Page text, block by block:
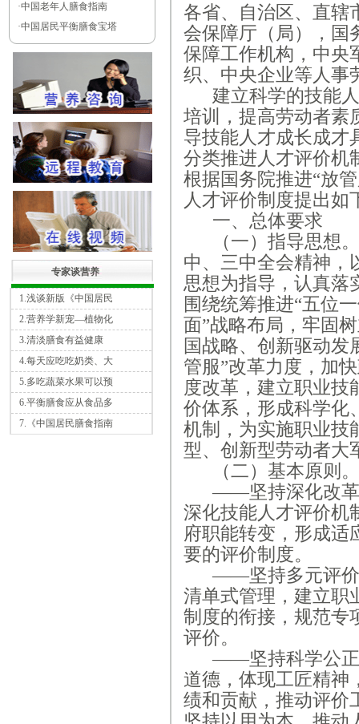
·中国老年人膳食指南
·中国居民平衡膳食宝塔
专家谈营养
1.浅谈新版《中国居民
2.营养学新宠—植物化
3.清淡膳食有益健康
4.每天应吃吃奶类、大
5.多吃蔬菜水果可以预
6.平衡膳食应从食品多
7.《中国居民膳食指南
各省、自治区、直辖
会保障厅（局），国
保障工作机构，中央
织、中央企业等人事
建立科学的技能
培训，提高劳动者素
导技能人才成长成才
分类推进人才评价机
根据国务院推进“放
人才评价制度提出如
一、 总体要求
（一）指导思想
中、三中全会精神，
思想为指导，认真落
围绕统筹推进“五位
面”战略布局，牢固
国战略、创新驱动发
管服”改革力度，加
度改革，建立职业技
价体系，形成科学化
机制，为实施职业技
型、创新型劳动者大
（二）基本原则。
——坚持深化改革
深化技能人才评价机
府职能转变，形成适
要的评价制度。
——坚持多元评价
清单式管理，建立职
制度的衔接，规范专
评价。
——坚持科学公正
道德，体现工匠精神
绩和贡献，推动评